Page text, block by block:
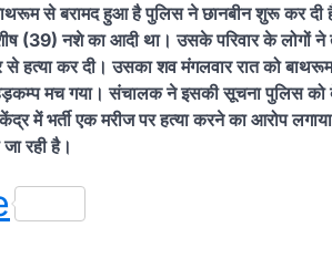
से बरामद हुआ है पुलिस ने छानबीन शुरू कर दी
(39) नशे का आदी था। उसके परिवार के लोगों ने
से हत्या कर दी। उसका शव मंगलवार रात को
मच गया। संचालक ने इसकी सूचना पुलिस
में भर्ती एक मरीज पर हत्या करने का आरोप
रही है।